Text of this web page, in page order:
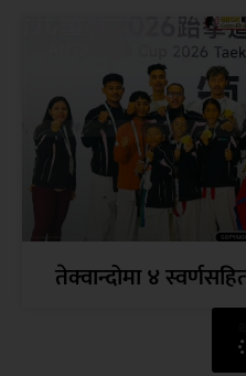
तेक्वान्दोमा ४